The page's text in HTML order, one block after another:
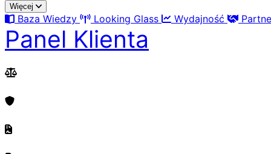
Więcej
Baza Wiedzy Looking Glass Wydajność
Panel Klienta